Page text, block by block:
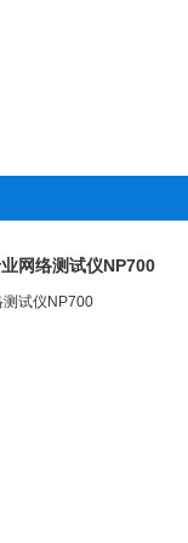
业网络测试仪NP700
测试仪NP700